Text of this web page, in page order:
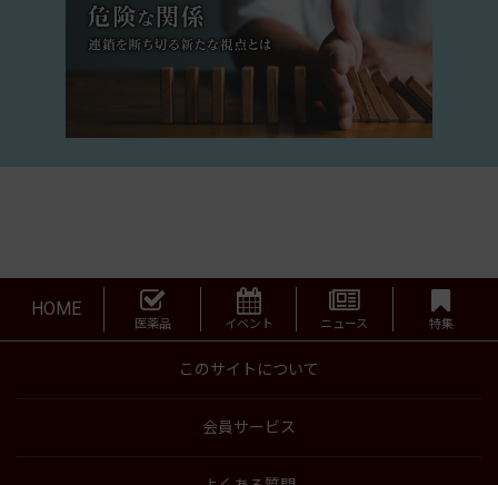
HOME
医薬品 イベント ニュース 特集
このサイトについて
会員サービス